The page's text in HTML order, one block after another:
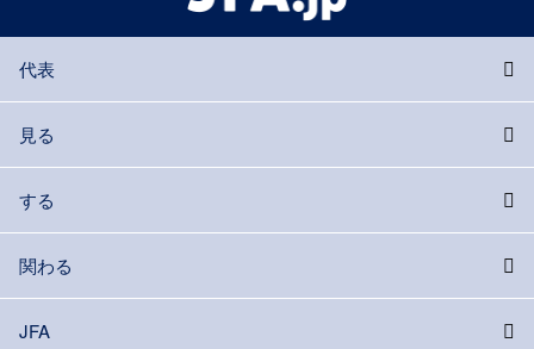
代表
見る
する
関わる
JFA